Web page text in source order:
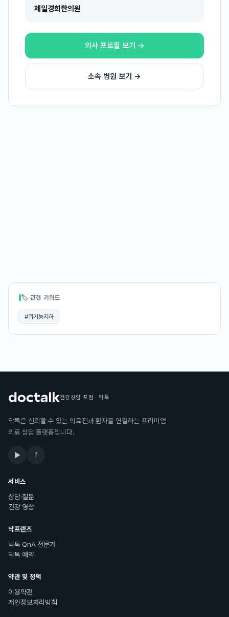
제일경희한의원
의사 프로필 보기 →
소속 병원 보기 →
🏷 관련 키워드
#위기능저하
건강상담 포럼 · 닥톡
닥톡은 신뢰할 수 있는 의료진과 환자를 연결하는 프리미엄
의료 상담 플랫폼입니다.
▶ f
서비스
상담·질문
건강 영상
닥프렌즈
닥톡 QnA 전문가
닥톡 예약
약관 및 정책
이용약관
개인정보처리방침